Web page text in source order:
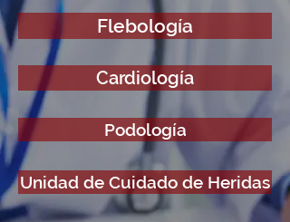
Flebología
Cardiología
Podología
Unidad de Cuidado de Heridas